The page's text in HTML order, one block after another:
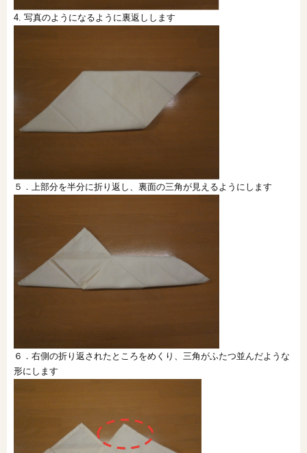
4. 写真のようになるように裏返しします
５．上部分を半分に折り返し、裏面の三角が見えるようにします
６．右側の折り返されたところをめくり、三角がふたつ並んだような
形にします